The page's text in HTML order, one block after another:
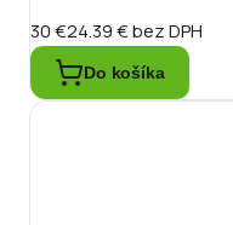
30 €24.39 €bez DPH
Do košíka